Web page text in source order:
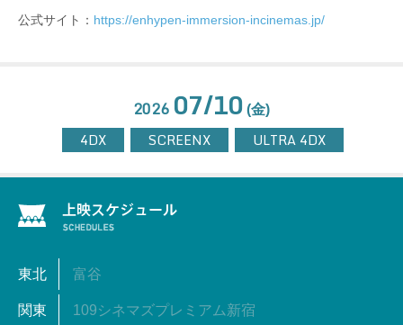
公式サイト： https://enhypen-immersion-incinemas.jp/
2026 07/10 (金)
4DX SCREENX ULTRA 4DX
東北 富谷
関東 109シネマズプレミアム新宿